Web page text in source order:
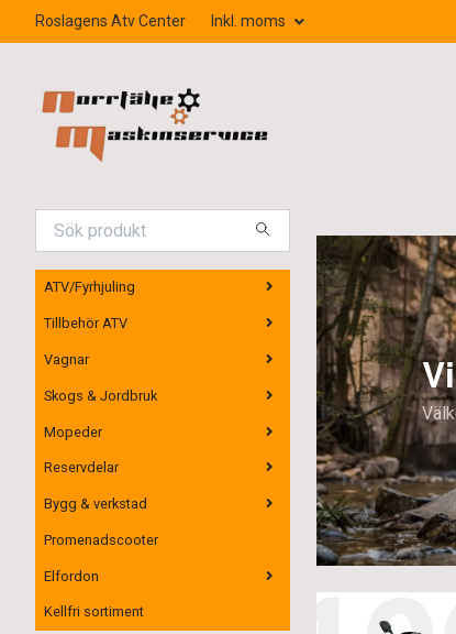
Roslagens Atv Center Inkl. moms
ATV/Fyrhjuling
Tillbehör ATV
Vagnar
Skogs & Jordbruk
Mopeder
Reservdelar
Bygg & verkstad
Promenadscooter
Elfordon
Kellfri sortiment
Vi är återförsäljare